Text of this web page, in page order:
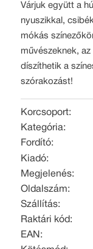
Várjuk együtt a
nyuszikkal,
mókás
művészeknek,
díszíthetik a
szórakozást!
Korcsoport:
Kategória:
Fordító:
Kiadó:
Megjelenés:
Oldalszám:
Szállítás:
Raktári kód:
EAN: